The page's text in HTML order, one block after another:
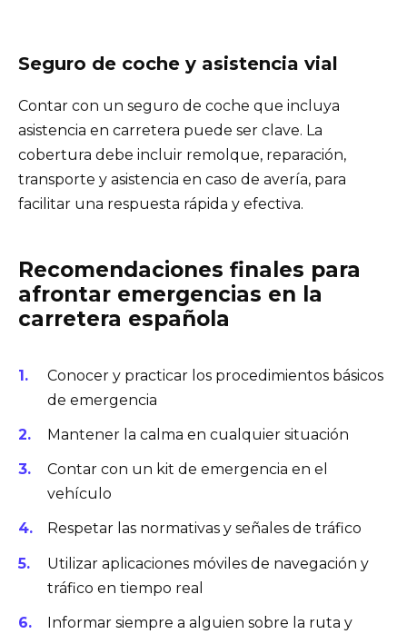
Seguro de coche y asistencia vial
Contar con un seguro de coche que incluya
asistencia en carretera puede ser clave. La
cobertura debe incluir remolque, reparación,
transporte y asistencia en caso de avería, para
facilitar una respuesta rápida y efectiva.
Recomendaciones finales para
afrontar emergencias en la
carretera española
Conocer y practicar los procedimientos básicos
de emergencia
Mantener la calma en cualquier situación
Contar con un kit de emergencia en el
vehículo
Respetar las normativas y señales de tráfico
Utilizar aplicaciones móviles de navegación y
tráfico en tiempo real
Informar siempre a alguien sobre la ruta y